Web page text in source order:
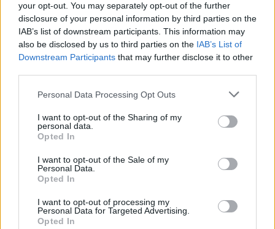
your opt-out. You may separately opt-out of the further
disclosure of your personal information by third parties on the
IAB’s list of downstream participants. This information may
also be disclosed by us to third parties on the IAB’s List of
Downstream Participants that may further disclose it to other
Please note that this website/app uses one or more Google
not limited to your visit or usage behaviour. You may click to
grant or deny consent to Google and its third-party tags to
use your data for below specified purposes in below Google
consent section.
Personal Data Processing Opt Outs
I want to opt-out of the Sharing of my
personal data.
Opted In
I want to opt-out of the Sale of my
Personal Data.
Opted In
I want to opt-out of processing my
Personal Data for Targeted Advertising.
Opted In
Ozono e caldo urbano: difendere pelle e vie
respiratorie
Beatrice Bonaventura · 9 Ago 2026